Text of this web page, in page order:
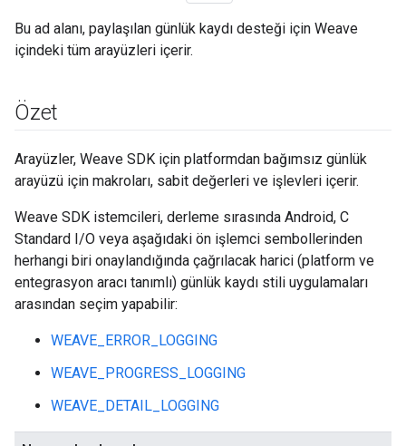
Bu ad alanı, paylaşılan günlük kaydı desteği için Weave
içindeki tüm arayüzleri içerir.
Özet
Arayüzler, Weave SDK için platformdan bağımsız günlük
arayüzü için makroları, sabit değerleri ve işlevleri içerir.
Weave SDK istemcileri, derleme sırasında Android, C
Standard I/O veya aşağıdaki ön işlemci sembollerinden
herhangi biri onaylandığında çağrılacak harici (platform ve
entegrasyon aracı tanımlı) günlük kaydı stili uygulamaları
arasından seçim yapabilir:
WEAVE_ERROR_LOGGING
WEAVE_PROGRESS_LOGGING
WEAVE_DETAIL_LOGGING